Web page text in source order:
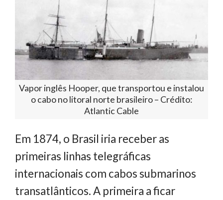
Vapor inglês Hooper, que transportou e instalou
o cabo no litoral norte brasileiro – Crédito:
Atlantic Cable
Em 1874, o Brasil iria receber as
primeiras linhas telegráficas
internacionais com cabos submarinos
transatlânticos. A primeira a ficar